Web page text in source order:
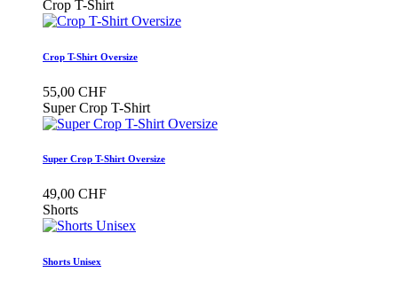
Crop T-Shirt
Crop T-Shirt Oversize
55,00 CHF
Super Crop T-Shirt
Super Crop T-Shirt Oversize
49,00 CHF
Shorts
Shorts Unisex